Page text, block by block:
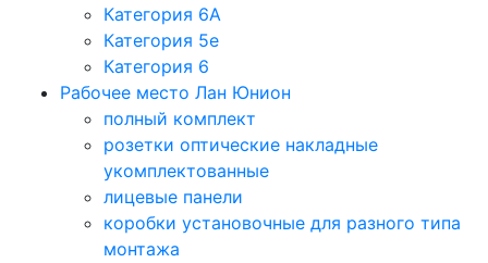
Категория 6A
Категория 5e
Категория 6
Рабочее место Лан Юнион
полный комплект
розетки оптические накладные
укомплектованные
лицевые панели
коробки установочные для разного типа
монтажа